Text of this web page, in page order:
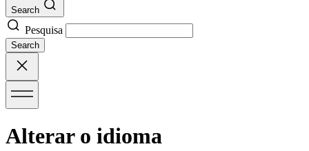
Search
Pesquisa
Search
Alterar o idioma